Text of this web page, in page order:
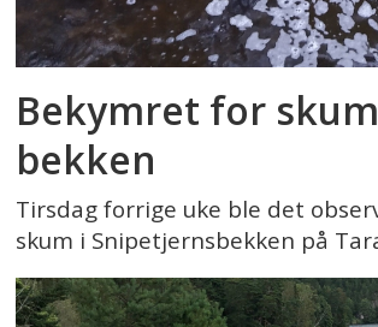
Bekymret for
bekken
Tirsdag forrige uke ble det
skum i Snipetjernsbekken på